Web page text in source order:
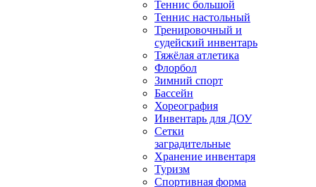
Теннис большой
Теннис настольный
Тренировочный и
судейский инвентарь
Тяжёлая атлетика
Флорбол
Зимний спорт
Бассейн
Хореография
Инвентарь для ДОУ
Сетки
заградительные
Хранение инвентаря
Туризм
Спортивная форма